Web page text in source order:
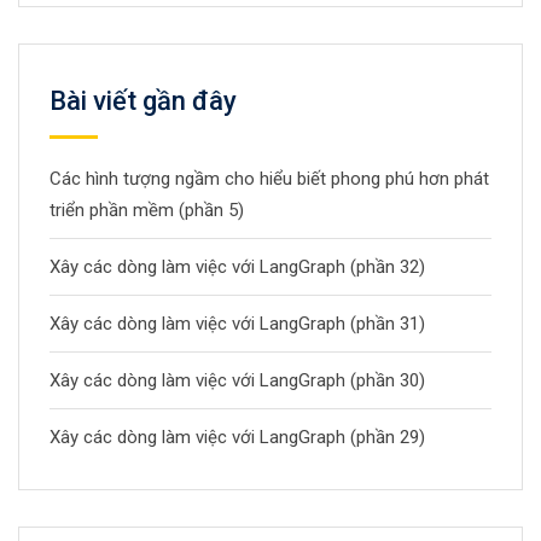
Bài viết gần đây
Các hình tượng ngầm cho hiểu biết phong phú hơn phát
triển phần mềm (phần 5)
Xây các dòng làm việc với LangGraph (phần 32)
Xây các dòng làm việc với LangGraph (phần 31)
Xây các dòng làm việc với LangGraph (phần 30)
Xây các dòng làm việc với LangGraph (phần 29)